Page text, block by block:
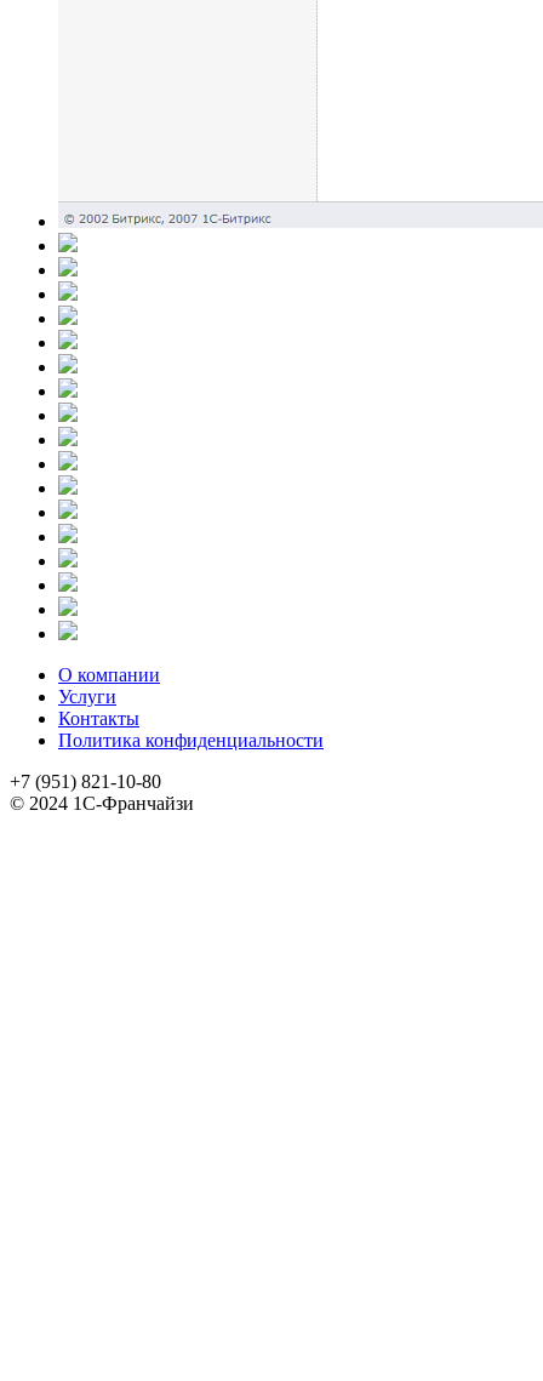
О компании
Услуги
Контакты
Политика конфиденциальности
+7 (951) 821-10-80
© 2024 1С-Франчайзи